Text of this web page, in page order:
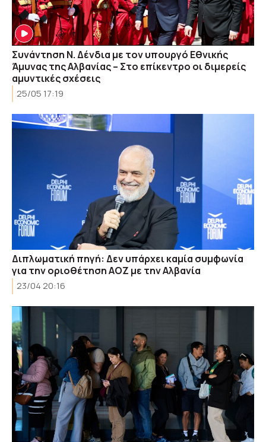
Συνάντηση Ν. Δένδια με τον υπουργό Εθνικής
Άμυνας της Αλβανίας – Στο επίκεντρο οι διμερείς
αμυντικές σχέσεις
25/05 17:19
Διπλωματική πηγή: Δεν υπάρχει καμία συμφωνία
για την οριοθέτηση ΑΟΖ με την Αλβανία
23/04 20:16